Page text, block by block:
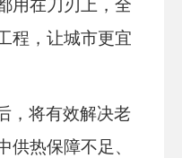
用在刀刃上，全
程，让城市更宜
，将有效解决老
供热保障不足、